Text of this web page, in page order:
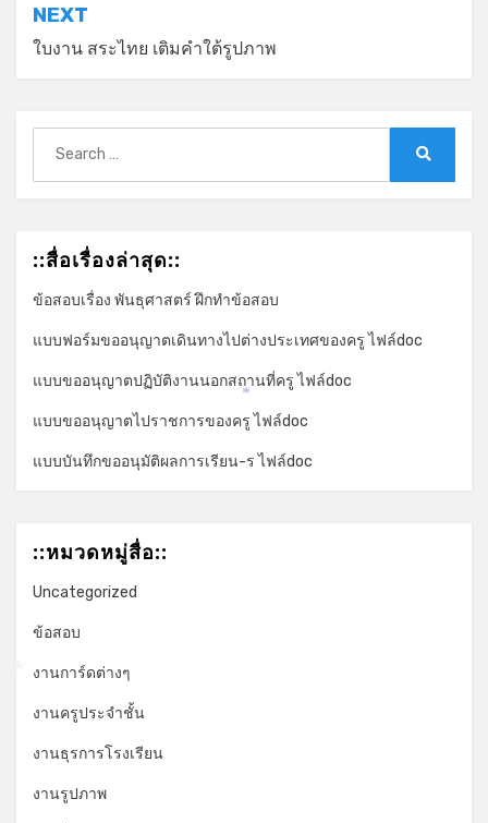
NEXT
ใบงาน สระไทย เติมคำใต้รูปภาพ
for:
::สื่อเรื่องล่าสุด::
ข้อสอบเรื่อง พันธุศาสตร์ ฝึกทำข้อสอบ
แบบฟอร์มขออนุญาตเดินทางไปต่างประเทศของครู ไฟล์doc
แบบขออนุญาตปฏิบัติงานนอกสถานที่ครู ไฟล์doc
แบบขออนุญาตไปราชการของครู ไฟล์doc
แบบบันทึกขออนุมัติผลการเรียน-ร ไฟล์doc
::หมวดหมู่สื่อ::
Uncategorized
ข้อสอบ
งานการ์ดต่างๆ
งานครูประจำชั้น
งานธุรการโรงเรียน
งานรูปภาพ